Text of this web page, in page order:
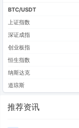
BTC/USDT
上证指数
深证成指
创业板指
恒生指数
纳斯达克
道琼斯
推荐资讯